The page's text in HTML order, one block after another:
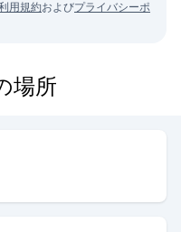
用規約およびプライバシーポ
場所